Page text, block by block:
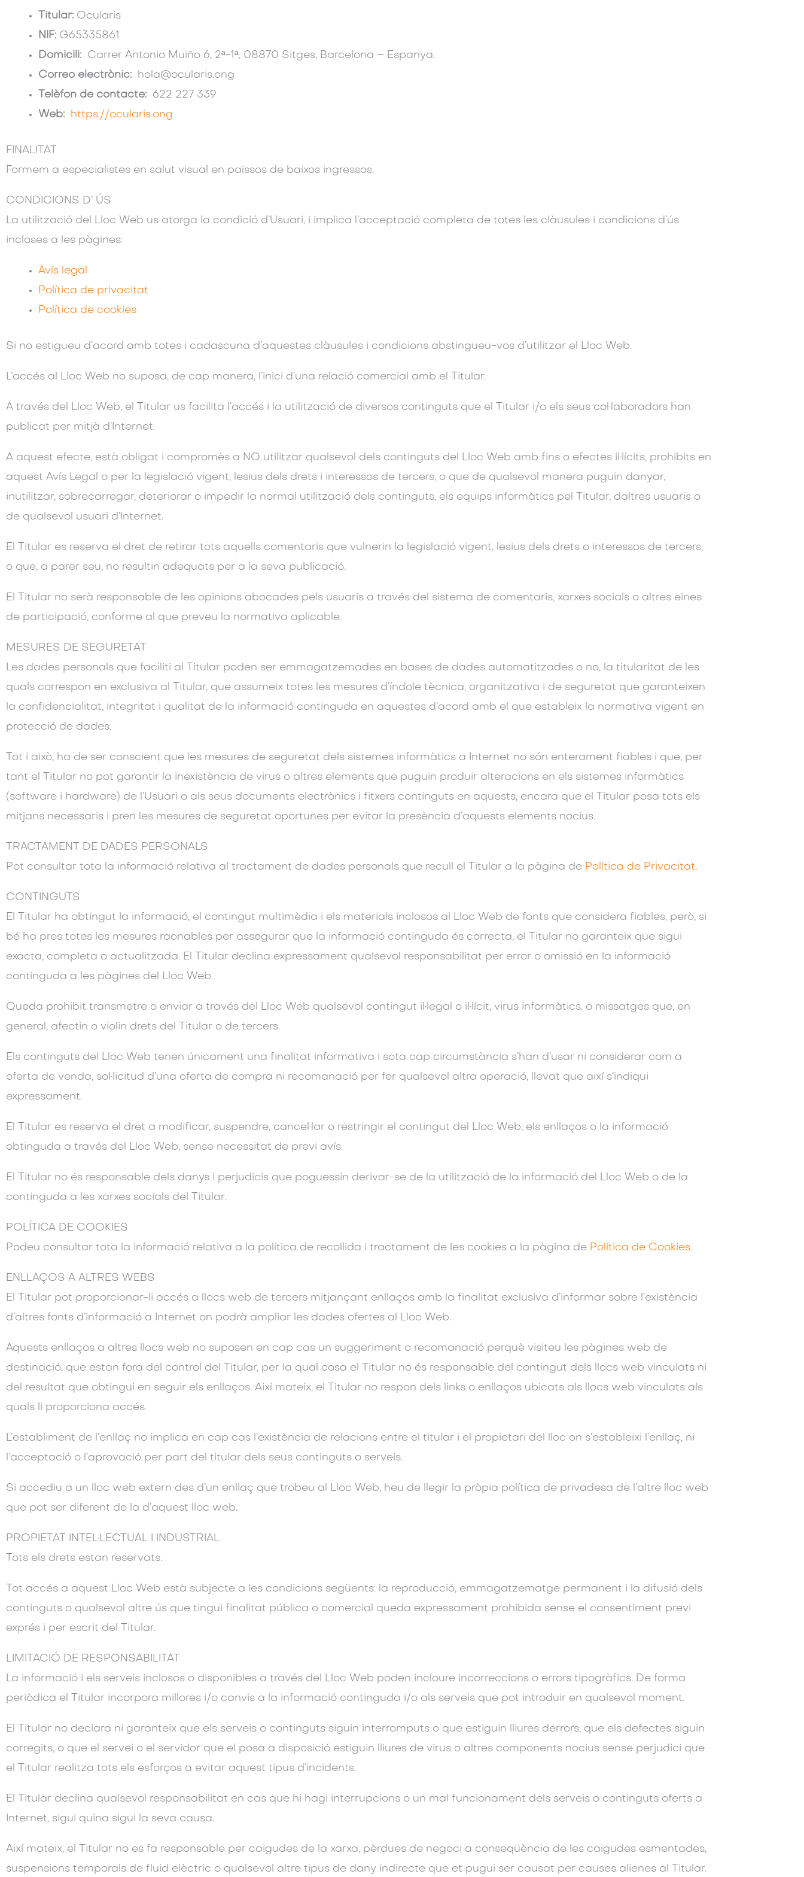
Titular: Ocularis
NIF: G65335861
Domicili: Carrer Antonio Muiño 6, 2ª-1ª, 08870 Sitges, Barcelona – Espanya.
Correo electrònic: hola@ocularis.ong
Telèfon de contacte: 622 227 339
Web:
https://ocularis.ong
FINALITAT
Formem a especialistes en salut visual en païssos de baixos ingressos.
CONDICIONS D’ ÚS
La utilització del Lloc Web us atorga la condició d’Usuari, i implica l’acceptació completa de totes les clàusules i condicions d’ús
incloses a les pàgines:
Avís legal
Política de privacitat
Política de cookies
Si no estigueu d’acord amb totes i cadascuna d’aquestes clàusules i condicions abstingueu-vos d’utilitzar el Lloc Web.
L’accés al Lloc Web no suposa, de cap manera, l’inici d’una relació comercial amb el Titular.
A través del Lloc Web, el Titular us facilita l’accés i la utilització de diversos continguts que el Titular i/o els seus col·laboradors han
publicat per mitjà d’Internet.
A aquest efecte, està obligat i compromès a NO utilitzar qualsevol dels continguts del Lloc Web amb fins o efectes il·lícits, prohibits en
aquest Avís Legal o per la legislació vigent, lesius dels drets i interessos de tercers, o que de qualsevol manera puguin danyar,
inutilitzar, sobrecarregar, deteriorar o impedir la normal utilització dels continguts, els equips informàtics pel Titular, daltres usuaris o
de qualsevol usuari d’Internet.
El Titular es reserva el dret de retirar tots aquells comentaris que vulnerin la legislació vigent, lesius dels drets o interessos de tercers,
o que, a parer seu, no resultin adequats per a la seva publicació.
El Titular no serà responsable de les opinions abocades pels usuaris a través del sistema de comentaris, xarxes socials o altres eines
de participació, conforme al que preveu la normativa aplicable.
MESURES DE SEGURETAT
Les dades personals que faciliti al Titular poden ser emmagatzemades en bases de dades automatitzades o no, la titularitat de les
quals correspon en exclusiva al Titular, que assumeix totes les mesures d’índole tècnica, organitzativa i de seguretat que garanteixen
la confidencialitat, integritat i qualitat de la informació continguda en aquestes d’acord amb el que estableix la normativa vigent en
protecció de dades.
Tot i això, ha de ser conscient que les mesures de seguretat dels sistemes informàtics a Internet no són enterament fiables i que, per
tant el Titular no pot garantir la inexistència de virus o altres elements que puguin produir alteracions en els sistemes informàtics
(software i hardware) de l’Usuari o als seus documents electrònics i fitxers continguts en aquests, encara que el Titular posa tots els
mitjans necessaris i pren les mesures de seguretat oportunes per evitar la presència d’aquests elements nocius.
TRACTAMENT DE DADES PERSONALS
Pot consultar tota la informació relativa al tractament de dades personals que recull el Titular a la pàgina de Política de Privacitat.
CONTINGUTS
El Titular ha obtingut la informació, el contingut multimèdia i els materials inclosos al Lloc Web de fonts que considera fiables, però, si
bé ha pres totes les mesures raonables per assegurar que la informació continguda és correcta, el Titular no garanteix que sigui
exacta, completa o actualitzada. El Titular declina expressament qualsevol responsabilitat per error o omissió en la informació
continguda a les pàgines del Lloc Web.
Queda prohibit transmetre o enviar a través del Lloc Web qualsevol contingut il·legal o il·lícit, virus informàtics, o missatges que, en
general, afectin o violin drets del Titular o de tercers.
Els continguts del Lloc Web tenen únicament una finalitat informativa i sota cap circumstància s’han d’usar ni considerar com a
oferta de venda, sol·licitud d’una oferta de compra ni recomanació per fer qualsevol altra operació, llevat que així s’indiqui
expressament.
El Titular es reserva el dret a modificar, suspendre, cancel·lar o restringir el contingut del Lloc Web, els enllaços o la informació
obtinguda a través del Lloc Web, sense necessitat de previ avís.
El Titular no és responsable dels danys i perjudicis que poguessin derivar-se de la utilització de la informació del Lloc Web o de la
continguda a les xarxes socials del Titular.
POLÍTICA DE COOKIES
Podeu consultar tota la informació relativa a la política de recollida i tractament de les cookies a la pàgina de Política de Cookies.
ENLLAÇOS A ALTRES WEBS
El Titular pot proporcionar-li accés a llocs web de tercers mitjançant enllaços amb la finalitat exclusiva d’informar sobre l’existència
d’altres fonts d’informació a Internet on podrà ampliar les dades ofertes al Lloc Web.
Aquests enllaços a altres llocs web no suposen en cap cas un suggeriment o recomanació perquè visiteu les pàgines web de
destinació, que estan fora del control del Titular, per la qual cosa el Titular no és responsable del contingut dels llocs web vinculats ni
del resultat que obtingui en seguir els enllaços. Així mateix, el Titular no respon dels links o enllaços ubicats als llocs web vinculats als
quals li proporciona accés.
L’establiment de l’enllaç no implica en cap cas l’existència de relacions entre el titular i el propietari del lloc on s’estableixi l’enllaç, ni
l’acceptació o l’aprovació per part del titular dels seus continguts o serveis.
Si accediu a un lloc web extern des d’un enllaç que trobeu al Lloc Web, heu de llegir la pròpia política de privadesa de l’altre lloc web
que pot ser diferent de la d’aquest lloc web.
PROPIETAT INTEL·LECTUAL I INDUSTRIAL
Tots els drets estan reservats.
Tot accés a aquest Lloc Web està subjecte a les condicions següents: la reproducció, emmagatzematge permanent i la difusió dels
continguts o qualsevol altre ús que tingui finalitat pública o comercial queda expressament prohibida sense el consentiment previ
exprés i per escrit del Titular.
LIMITACIÓ DE RESPONSABILITAT
La informació i els serveis inclosos o disponibles a través del Lloc Web poden incloure incorreccions o errors tipogràfics. De forma
periòdica el Titular incorpora millores i/o canvis a la informació continguda i/o als serveis que pot introduir en qualsevol moment.
El Titular no declara ni garanteix que els serveis o continguts siguin interromputs o que estiguin lliures derrors, que els defectes siguin
corregits, o que el servei o el servidor que el posa a disposició estiguin lliures de virus o altres components nocius sense perjudici que
el Titular realitza tots els esforços a evitar aquest tipus d’incidents.
El Titular declina qualsevol responsabilitat en cas que hi hagi interrupcions o un mal funcionament dels serveis o continguts oferts a
Internet, sigui quina sigui la seva causa.
Així mateix, el Titular no es fa responsable per caigudes de la xarxa, pèrdues de negoci a conseqüència de les caigudes esmentades,
suspensions temporals de fluid elèctric o qualsevol altre tipus de dany indirecte que et pugui ser causat per causes alienes al Titular.